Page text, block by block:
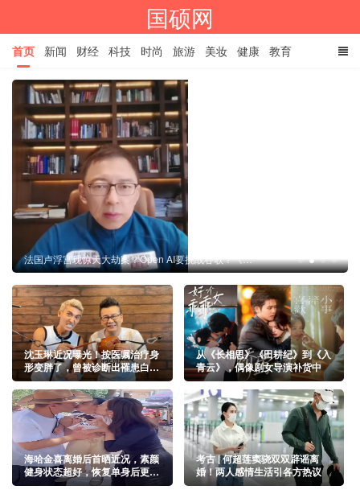
国硕网
首页 新闻 财经 科技 时尚 旅游 美妆 健康 教育
餐饮 娱乐 体育 家居 TAGS
法国卢浮宫现惊天大劫案？Open AI要挑战谷歌？《张朝阳的英语课》解读国际新鲜事
沈玉琳近况曝光！按医嘱治疗身
形变胖了，曾被诊断出罹患白血
病
从《长相思》《田耕纪》到《入
青云》，偶像剧女导演补货中
海哈金喜离婚后首晒近况，素颜
健身状态超好，恢复单身后更美
了
考古 | 何超莲窦骁双双辟谣离
婚！两人感情生活引各方热议